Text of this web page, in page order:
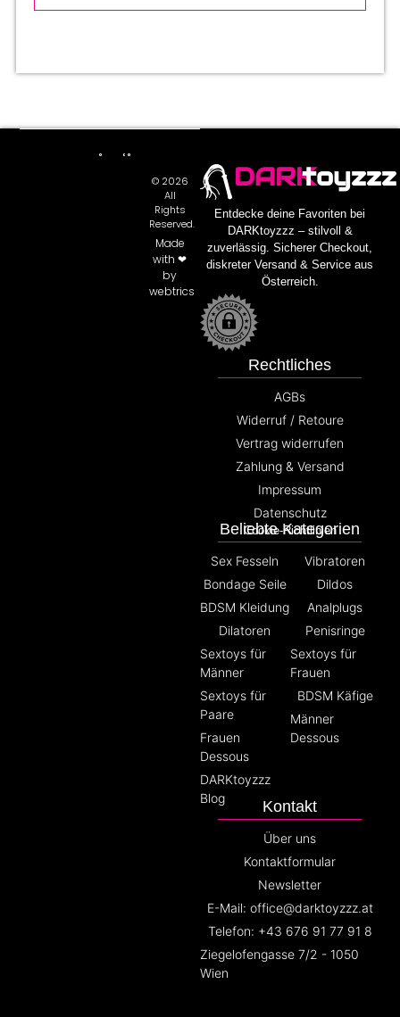
DARKtoyzzz
Entdecke deine Favoriten bei
DARKtoyzzz – stilvoll &
zuverlässig. Sicherer Checkout,
diskreter Versand & Service aus
Österreich.
Beliebte Kategorien
Sex Fesseln
Bondage Seile
BDSM Kleidung
Dilatoren
Sextoys für
Männer
Sextoys für
Paare
Frauen
Dessous
DARKtoyzzz
Blog
Vibratoren
Dildos
Analplugs
Penisringe
Sextoys für
Frauen
BDSM Käfige
Männer
Dessous
Rechtliches
AGBs
Widerruf / Retoure
Vertrag widerrufen
Zahlung & Versand
Impressum
Datenschutz
Cookie-Richtlinien
Kontakt
Über uns
Kontaktformular
Newsletter
E-Mail: office@darktoyzzz.at
Telefon: +43 676 91 77 91 8
Ziegelofengasse 7/2 - 1050
Wien
© 2026
All
Rights
Reserved.
Made
with ❤
by
webtrics